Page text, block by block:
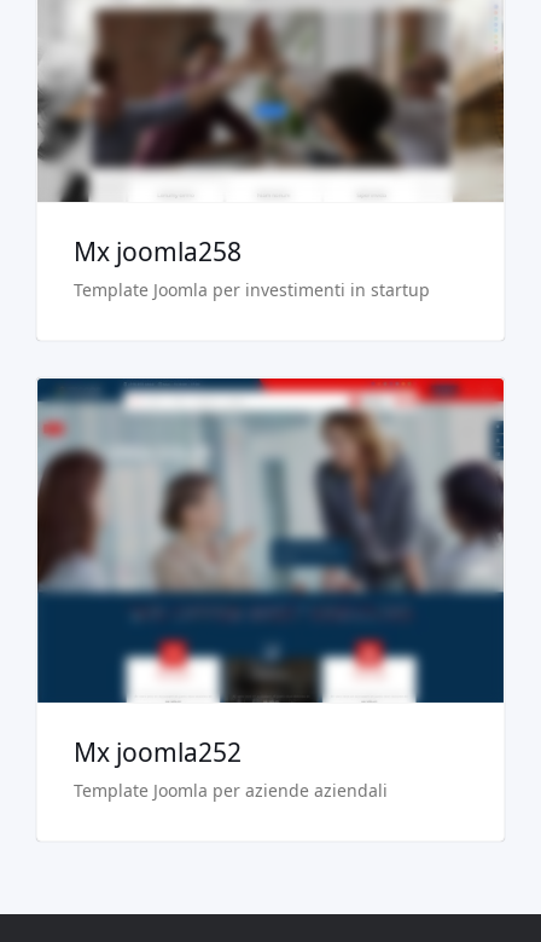
Demo dal vivo
Acquista €29.90
Mx joomla258
Template Joomla per investimenti in startup
Demo dal vivo
Acquista €29.90
Mx joomla252
Template Joomla per aziende aziendali